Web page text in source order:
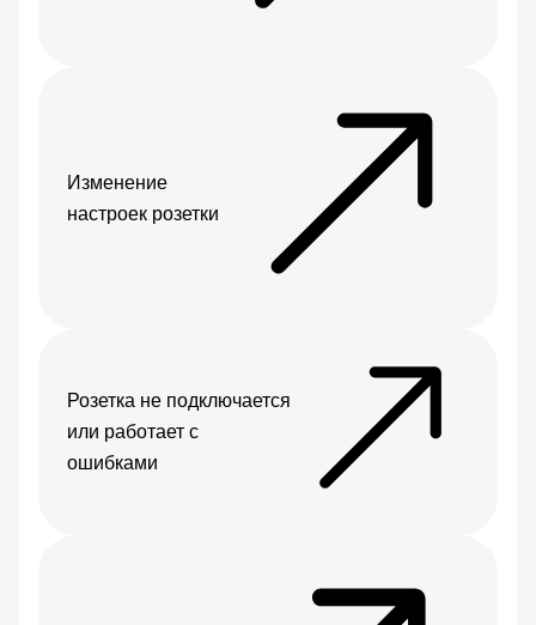
Изменение
настроек розетки
Розетка не подключается
или работает с
ошибками